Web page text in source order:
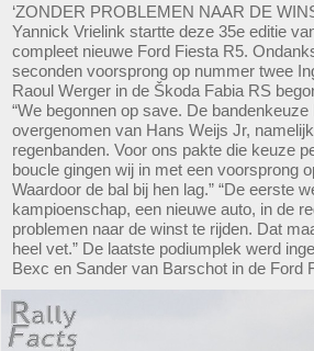
‘ZONDER PROBLEMEN NAAR DE
Yannick Vrielink startte deze 35e editie
compleet nieuwe Ford Fiesta R5.
seconden voorsprong op nummer twee
Raoul Werger in de Škoda Fabia RS
“We begonnen op save. De bandenkeuze
overgenomen van Hans Weijs Jr,
regenbanden. Voor ons pakte die keuze
boucle gingen wij in met een voorsprong
Waardoor de bal bij hen lag.” “De eerste
kampioenschap, een nieuwe auto, in de
problemen naar de winst te rijden. Dat
heel vet.” De laatste podiumplek werd
Bexc en Sander van Barschot in de Ford